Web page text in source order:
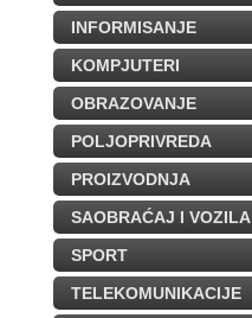
INFORMISANJE
KOMPJUTERI
OBRAZOVANJE
POLJOPRIVREDA
PROIZVODNJA
SAOBRAĆAJ I VOZILA
SPORT
TELEKOMUNIKACIJE